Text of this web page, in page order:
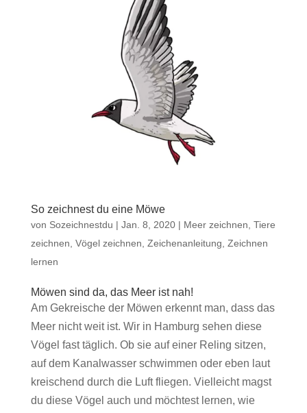
So zeichnest du eine Möwe
von Sozeichnestdu | Jan. 8, 2020| Meer zeichnen Tiere
zeichnen Vögel zeichnen Zeichenanleitung Zeichnen
lernen
Möwen sind da, das Meer ist nah!
Am Gekreische der Möwen erkennt man, dass das
Meer nicht weit ist. Wir in Hamburg sehen diese
Vögel fast täglich. Ob sie auf einer Reling sitzen,
auf dem Kanalwasser schwimmen oder eben laut
kreischend durch die Luft fliegen. Vielleicht magst
du diese Vögel auch und möchtest lernen, wie